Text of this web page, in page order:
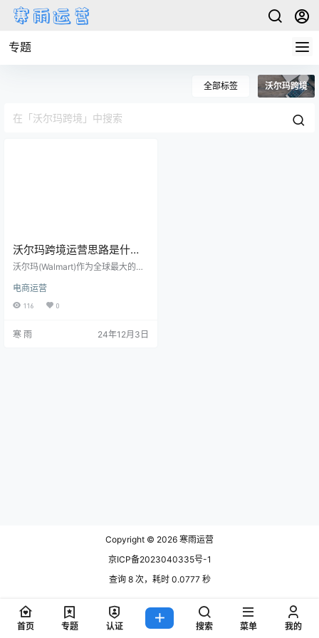
专题
全部标签 沃尔玛跨境
沃尔玛跨境运营思路是什
么，如何在全球市场实现本
沃尔玛(Walmart)作为全球最大的零
和高效的运营模式来保持其在全球
零售市场的领先地位。跨境运营，
素之一。沃尔玛的跨境运营不仅仅
电商运营
116 0
寒 雨 24年12月3日
Copyright © 2026 寒雨运营
京ICP备2023040335号-1
查询 8 次，耗时 0.0777 秒
首页 专题 认证 搜索 菜单 我的